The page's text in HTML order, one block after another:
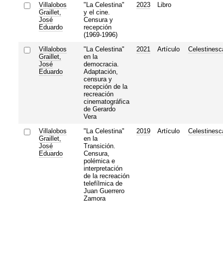
Villalobos
Graillet,
José
Eduardo
"La Celestina"
y el cine.
Censura y
recepción
(1969-1996)
2023 Libro
Villalobos
Graillet,
José
Eduardo
"La Celestina"
en la
democracia.
Adaptación,
censura y
recepción de la
recreación
cinematográfica
de Gerardo
Vera
2021 Artículo
Villalobos
Graillet,
José
Eduardo
"La Celestina"
en la
Transición.
Censura,
polémica e
interpretación
de la recreación
telefílmica de
Juan Guerrero
Zamora
2019 Artículo